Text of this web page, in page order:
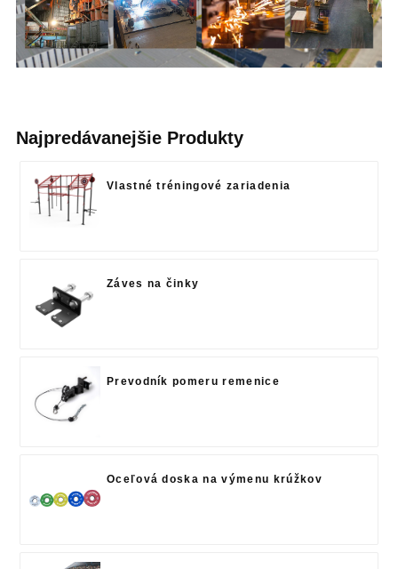
Najpredávanejšie Produkty
Vlastné tréningové zariadenia
Záves na činky
Prevodník pomeru remenice
Oceľová doska na výmenu krúžkov